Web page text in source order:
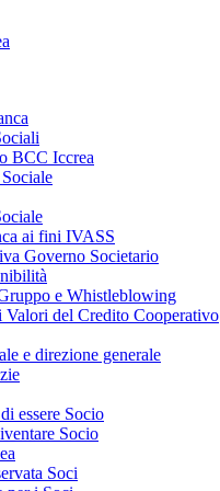
BCC Iccrea
ai fini IVASS
Governo Societario
e Whistleblowing
Valori del Credito Cooperativo
e direzione generale
essere Socio
Socio
Soci